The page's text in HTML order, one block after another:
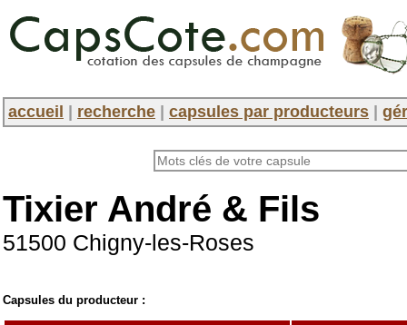
accueil recherche capsules par producteurs
Tixier André & Fils
51500 Chigny-les-Roses
Capsules du producteur :